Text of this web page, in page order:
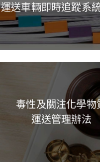
運送車輛即時追蹤系
毒性及關注化學物
運送管理辦法